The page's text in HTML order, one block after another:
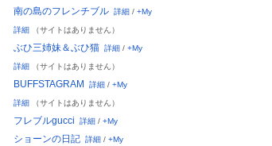
南の島のフレンチブル 詳細/ +My
詳細（サイトはありません）
ぶひ三姉妹＆ぶひ猫 詳細/ +My
詳細（サイトはありません）
BUFFSTAGRAM 詳細/ +My
詳細（サイトはありません）
フレブルgucci 詳細/ +My
ショーンの日記 詳細/ +My